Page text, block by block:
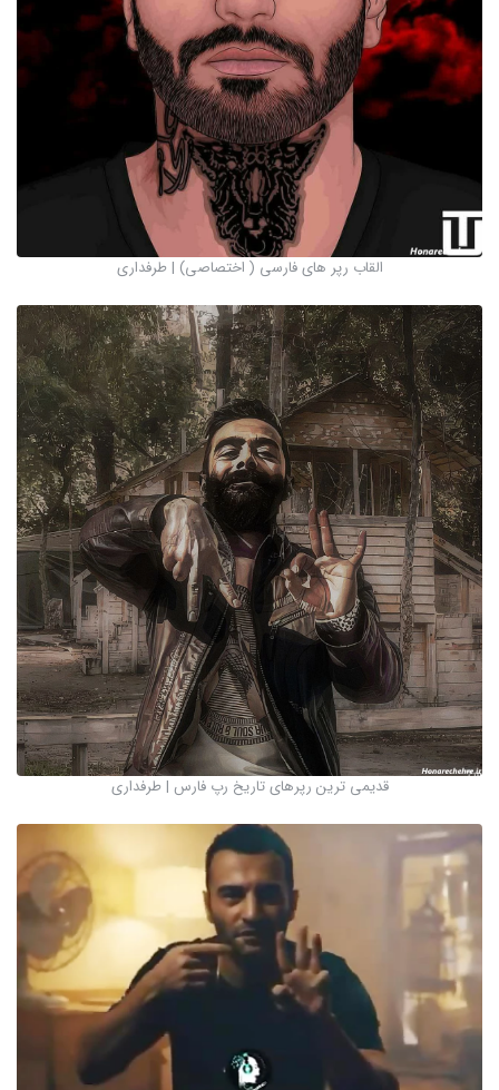
القاب رپر های فارسی ( اختصاصی) | طرفداری
قدیمی ترین رپرهای تاریخ رپ فارس | طرفداری